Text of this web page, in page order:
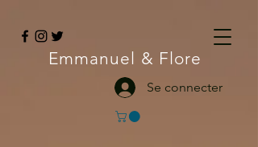
Emmanuel & Flore
Se connecter